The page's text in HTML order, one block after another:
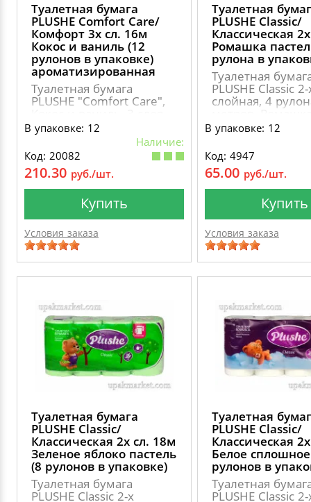
Туалетная бумага
PLUSHE Comfort Сare/
Комфорт 3х сл. 16м
Кокос и ваниль (12
рулонов в упаковке)
ароматизированная
Туалетная бумага
PLUSHE "Comfort Сare",
12 рулонов,
ароматизированная
В упаковке: 12
Наличие:
Код: 20082
210.30 руб./шт.
Купить
Условия заказа
Туалетная
PLUSHE Classic/
Классическая
Ромашка
рулона в
Туалетная
PLUSHE Classic 2-
слойная, 4
метров,
пастель
В упаковке: 12
Код: 4947
65.00 руб./шт.
Купить
Условия заказа
Туалетная бумага
PLUSHE Classic/
Классическая 2х сл. 18м
Зеленое яблоко пастель
(8 рулонов в упаковке)
Туалетная бумага
PLUSHE Classic 2-х
Туалетная
PLUSHE Classic/
Классическая
Белое
рулонов в
Туалетная
PLUSHE Classic 2-